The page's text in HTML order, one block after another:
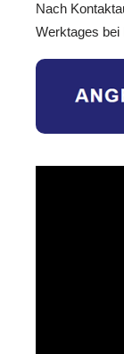
Nach
Werktages bei